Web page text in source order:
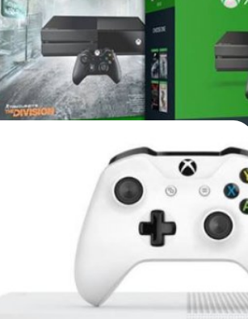
กว่า PS4 ในเดือน กรกฎาคม
| 3646 days ago
ล่องเครื่องเกม XboxOne S รุ่น
งแต่ยังแรงเหมือนเดิม(จากเวป
อง XboxOne S จากเวป IGN
| 3654 days ago